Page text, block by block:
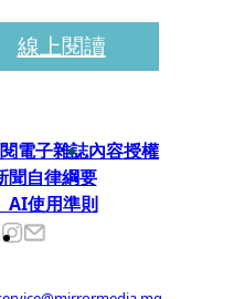
線上閱讀
電子雜誌內容授權
聞自律綱要
AI使用準則